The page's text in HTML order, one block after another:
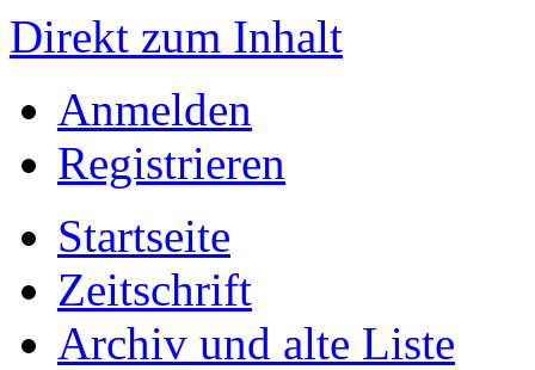
Direkt zum Inhalt
Anmelden
Registrieren
Startseite
Zeitschrift
Archiv und alte Liste